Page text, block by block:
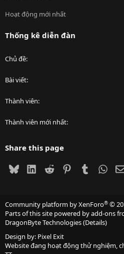
Hoạt động mới nhất
Thống kê diễn đàn
Chủ đề
Bài viết
Thành viên
Thành viên mới nhất
Share this page
BlueskyLinkedIn
Reddit PinterestTumblr
Community platform by XenForo® ©
Parts of this site powered byadd-ons
DragonByte Technologies(Details)
Design by: Pixel Exit
Website đang hoạt động thử nghiệm,